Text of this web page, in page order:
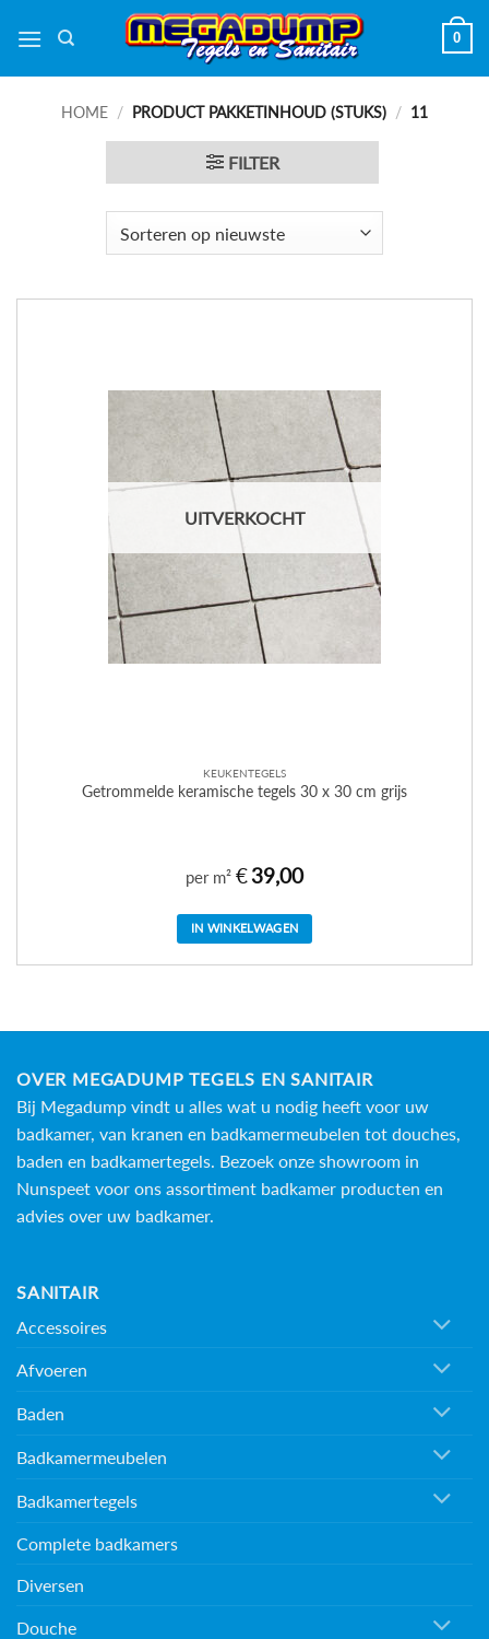
naar
0
HOME / PRODUCT PAKKETINHOUD (STUKS) / 11
FILTER
UITVERKOCHT
KEUKENTEGELS
Getrommelde keramische tegels 30 x 30 cm grijs
per m² €39,00
IN WINKELWAGEN
OVER MEGADUMP TEGELS EN SANITAIR
Bij Megadump vindt u alles wat u nodig heeft voor uw
badkamer, van kranen en badkamermeubelen tot douches,
baden en badkamertegels. Bezoek onze showroom in
Nunspeet voor ons assortiment badkamer producten en
advies over uw badkamer.
SANITAIR
Accessoires
Afvoeren
Baden
Badkamermeubelen
Badkamertegels
Complete badkamers
Diversen
Douche